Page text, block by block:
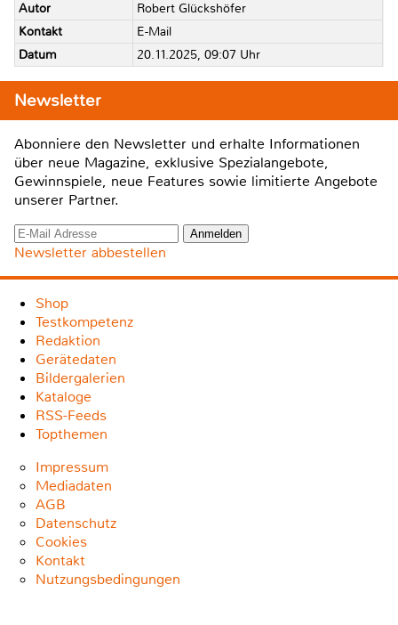
Autor
Robert Glückshöfer
Kontakt
E-Mail
Datum
20.11.2025, 09:07 Uhr
Newsletter
Abonniere den Newsletter und erhalte Informationen
über neue Magazine, exklusive Spezialangebote,
Gewinnspiele, neue Features sowie limitierte Angebote
unserer Partner.
Newsletter abbestellen
Shop
Testkompetenz
Redaktion
Gerätedaten
Bildergalerien
Kataloge
RSS-Feeds
Topthemen
Impressum
Mediadaten
AGB
Datenschutz
Cookies
Kontakt
Nutzungsbedingungen